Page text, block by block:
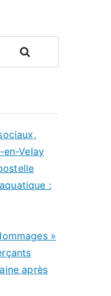
Rechercher
en-Velay
:
»
après